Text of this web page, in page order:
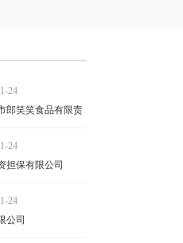
24
郎笑笑食品有限责
24
担保有限公司
24
公司